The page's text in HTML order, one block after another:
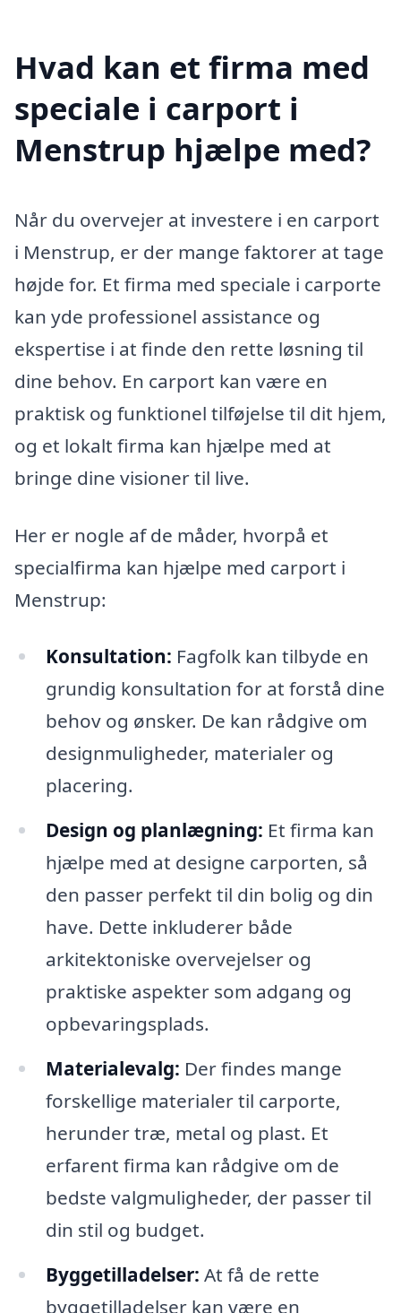
Hvad kan et firma med
speciale i carport i
Menstrup hjælpe med?
Når du overvejer at investere i en carport
i Menstrup, er der mange faktorer at tage
højde for. Et firma med speciale i carporte
kan yde professionel assistance og
ekspertise i at finde den rette løsning til
dine behov. En carport kan være en
praktisk og funktionel tilføjelse til dit hjem,
og et lokalt firma kan hjælpe med at
bringe dine visioner til live.
Her er nogle af de måder, hvorpå et
specialfirma kan hjælpe med carport i
Menstrup:
Konsultation: Fagfolk kan tilbyde en
grundig konsultation for at forstå dine
behov og ønsker. De kan rådgive om
designmuligheder, materialer og
placering.
Design og planlægning: Et firma kan
hjælpe med at designe carporten, så
den passer perfekt til din bolig og din
have. Dette inkluderer både
arkitektoniske overvejelser og
praktiske aspekter som adgang og
opbevaringsplads.
Materialevalg: Der findes mange
forskellige materialer til carporte,
herunder træ, metal og plast. Et
erfarent firma kan rådgive om de
bedste valgmuligheder, der passer til
din stil og budget.
Byggetilladelser: At få de rette
byggetilladelser kan være en